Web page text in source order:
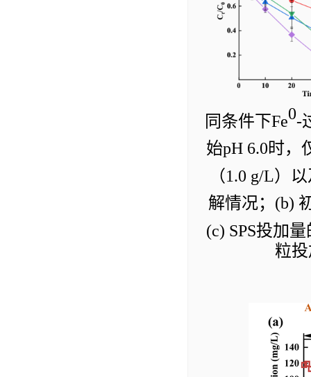
同条件下Fe0-
始pH 6.0时，
（1.0 g/L）
解情况； (b)
(c) SPS投加量
粒